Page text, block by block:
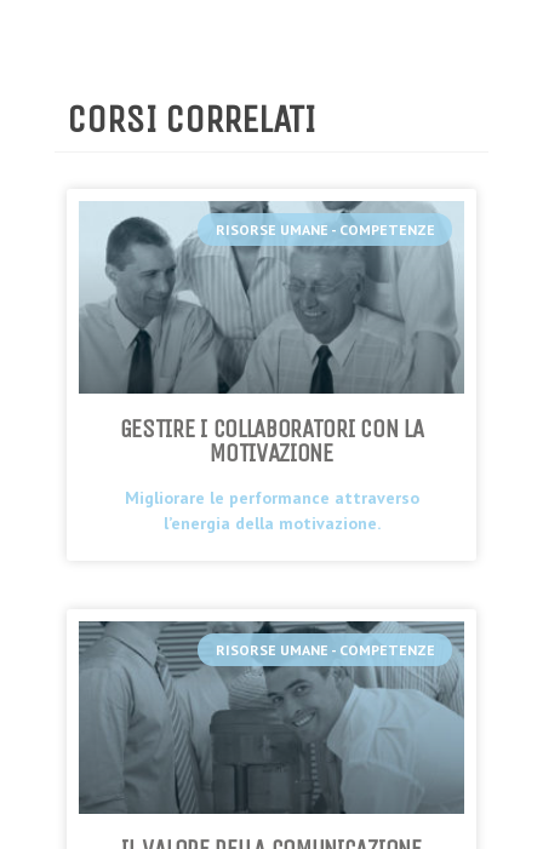
CORSI CORRELATI
RISORSE UMANE - COMPETENZE
GESTIRE I COLLABORATORI CON LA
MOTIVAZIONE
Migliorare le performance attraverso
l’energia della motivazione.
RISORSE UMANE - COMPETENZE